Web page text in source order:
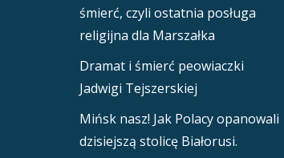
śmierć, czyli ostatnia posługa
religijna dla Marszałka
Dramat i śmierć peowiaczki
Jadwigi Tejszerskiej
Mińsk nasz! Jak Polacy opanowali
dzisiejszą stolicę Białorusi.